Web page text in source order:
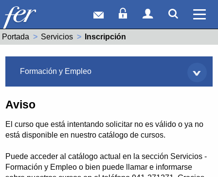
Correo webAcceso Socios
Acceso
Portada Servicios Actual:
Inscripción
Formación y Empleo
Aviso
El curso que está intentando solicitar no es válido o ya no
está disponible en nuestro catálogo de cursos.
Puede acceder al catálogo actual en la sección Servicios -
Formación y Empleo o bien puede llamar e informarse